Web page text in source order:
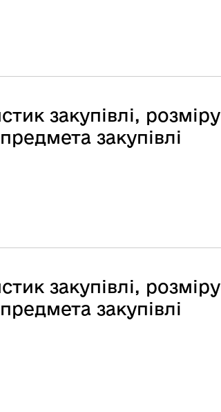
закупівлі, розміру
закупівлі
закупівлі, розміру
закупівлі